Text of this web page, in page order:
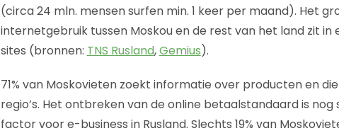
(circa 24 mln. mensen surfen min. 1 keer per maand). Het
internetgebruik tussen Moskou en de rest van het land zit
sites (bronnen: TNS Rusland,Gemius).
71% van Moskovieten zoekt informatie over producten en
regio’s. Het ontbreken van de online betaalstandaard is
factor voor e-business in Rusland. Slechts 19% van